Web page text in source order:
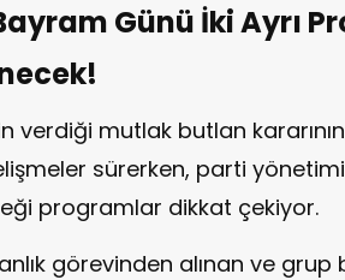
Günü İki Ayrı
verdiği mutlak butlan
sürerken, parti
programlar dikkat çekiyor.
görevinden alınan ve grup